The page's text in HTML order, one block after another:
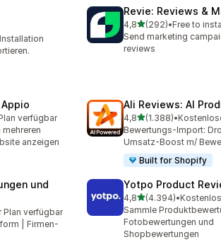
Revie: Reviews &
4,8von 5 Sternen
(292)
292 Rezensionen
•Free to
Send marketing
reviews
verfügbar
anzeigen
Ali Reviews: AI
4,8von 5 Sternen
(1.388)
1388 Rezensionen
•
Bewertungs-Import:
Umsatz-Boost m/
Built for Shopify
und
Plan verfügbar
| Firmen-
Yotpo Product
4,8von 5 Sternen
(4.394)
4394 Rezensionen
•
Sammle
Fotobewertungen und
Shopbewertungen